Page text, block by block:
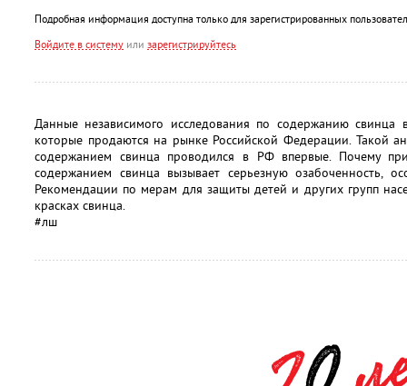
Подробная информация доступна только для зарегистрированных
Войдите в систему или зарегистрируйтесь
Данные независимого исследования по содержанию свинца
которые продаются на рынке Российской Федерации. Такой
содержанием свинца проводился в РФ впервые. Почему
содержанием свинца вызывает серьезную озабоченность,
Рекомендации по мерам для защиты детей и других групп
красках свинца.
#лш